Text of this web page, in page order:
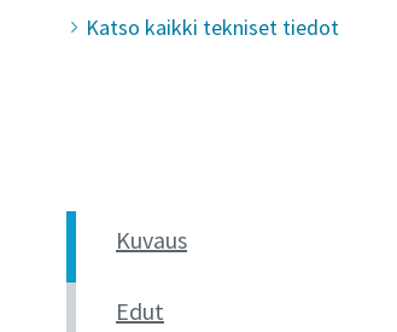
Katso kaikki tekniset tiedot
Kuvaus
Edut